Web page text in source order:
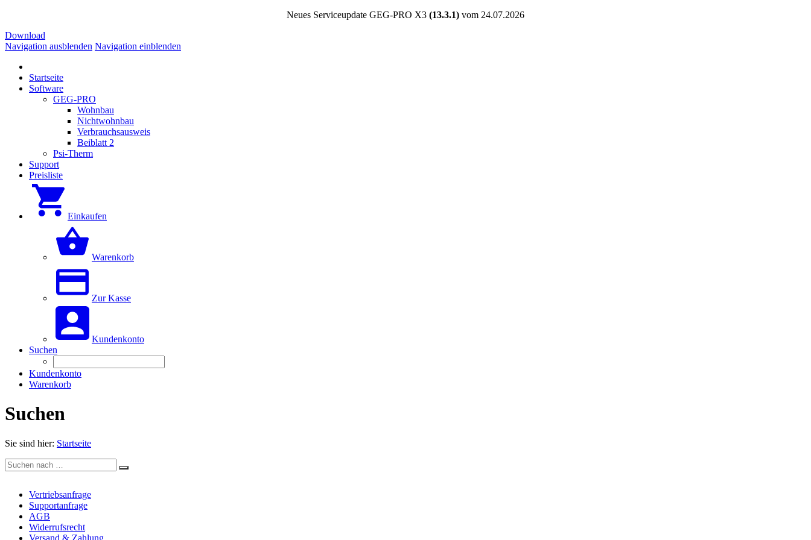
Neues Serviceupdate GEG-PRO X3 (13.3.1) vom 24.07.2026
Download
Navigation ausblenden Navigation einblenden
Startseite
Software
GEG-PRO
Wohnbau
Nichtwohnbau
Verbrauchsausweis
Beiblatt 2
Psi-Therm
Support
Preisliste
Einkaufen
Warenkorb
Zur Kasse
Kundenkonto
Suchen
Kundenkonto
Warenkorb
Suchen
Sie sind hier: Startseite
Vertriebsanfrage
Supportanfrage
AGB
Widerrufsrecht
Versand & Zahlung